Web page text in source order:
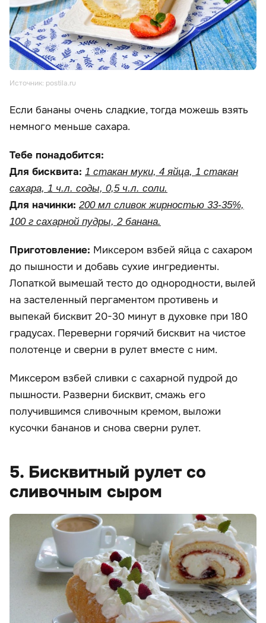
Источник: postila.ru
Если бананы очень сладкие, тогда можешь взять
немного меньше сахара.
Тебе понадобится:
Для бисквита: 1 стакан муки, 4 яйца, 1 стакан
сахара, 1 ч.л. соды, 0,5 ч.л. соли.
Для начинки: 200 мл сливок жирностью 33-35%,
100 г сахарной пудры, 2 банана.
Приготовление: Миксером взбей яйца с сахаром
до пышности и добавь сухие ингредиенты.
Лопаткой вымешай тесто до однородности, вылей
на застеленный пергаментом противень и
выпекай бисквит 20-30 минут в духовке при 180
градусах. Переверни горячий бисквит на чистое
полотенце и сверни в рулет вместе с ним.
Миксером взбей сливки с сахарной пудрой до
пышности. Разверни бисквит, смажь его
получившимся сливочным кремом, выложи
кусочки бананов и снова сверни рулет.
5. Бисквитный рулет со
сливочным сыром